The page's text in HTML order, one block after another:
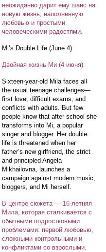
неожиданно дарит ему шанс на
новую жизнь, наполненную
любовью и простыми
человеческими радостями.
Mi’s Double Life (June 4)
Двойная жизнь Ми (4 июня)
Sixteen-year-old Mila faces all
the usual teenage challenges—
first love, difficult exams, and
conflicts with adults. But few
people know that after school she
transforms into Mi, a popular
singer and blogger. Her double
life is threatened when her
father’s new girlfriend, the strict
and principled Angela
Mikhailovna, launches a
campaign against modern music,
bloggers, and Mi herself.
В центре сюжета — 16-летняя
Мила, которая сталкивается с
обычными подростковыми
проблемами: первой любовью,
сложными контрольными и
конфликтами со взрослыми.